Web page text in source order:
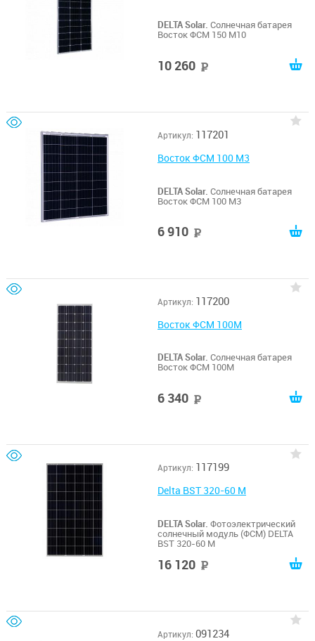
DELTA Solar. Солнечная батарея
Восток ФСМ 150 М10
10 260
Артикул: 117201
Восток ФСМ 100 М3
DELTA Solar. Солнечная батарея
Восток ФСМ 100 М3
6 910
Артикул: 117200
Восток ФСМ 100М
DELTA Solar. Солнечная батарея
Восток ФСМ 100М
6 340
Артикул: 117199
Delta BST 320-60 M
DELTA Solar. Фотоэлектрический
солнечный модуль (ФСМ) DELTA
BST 320-60 M
16 120
Артикул: 091234